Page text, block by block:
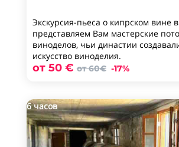
Экскурсия-пьеса о кипрском вине
представляем Вам мастерские
виноделов, чьи династии
искусство виноделия.
от 50 € от 60€ -17%
6 часов